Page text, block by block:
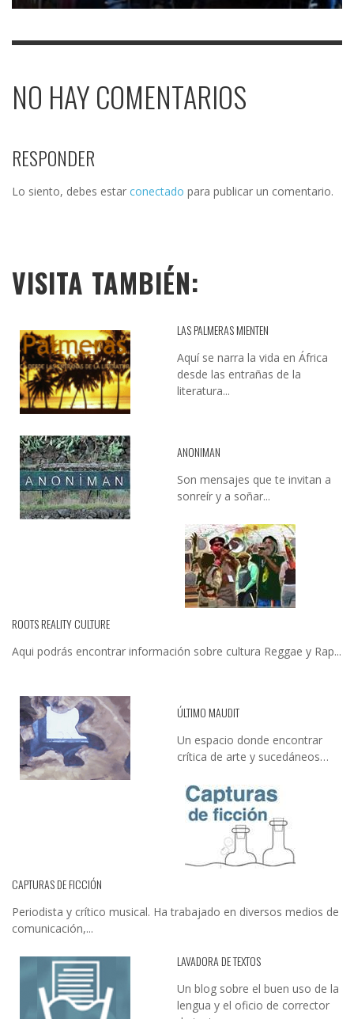
NO HAY COMENTARIOS
RESPONDER
Lo siento, debes estar conectado para publicar un comentario.
VISITA TAMBIÉN:
LAS PALMERAS MIENTEN
Aquí se narra la vida en África
desde las entrañas de la
literatura...
ANONIMAN
Son mensajes que te invitan a
sonreír y a soñar...
ROOTS REALITY CULTURE
Aqui podrás encontrar información sobre cultura Reggae y Rap...
ÚLTIMO MAUDIT
Un espacio donde encontrar
crítica de arte y sucedáneos…
CAPTURAS DE FICCIÓN
Periodista y crítico musical. Ha trabajado en diversos medios de
comunicación,...
LAVADORA DE TEXTOS
Un blog sobre el buen uso de la
lengua y el oficio de corrector